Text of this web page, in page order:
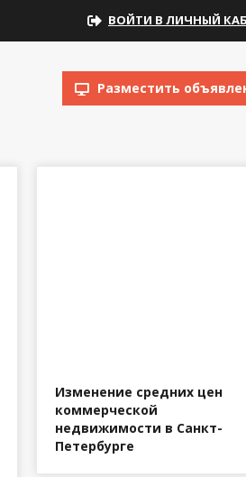
ВОЙТИ В ЛИЧНЫЙ
Разместить
Изменение средних цен
коммерческой
недвижимости в Санкт-
Петербурге